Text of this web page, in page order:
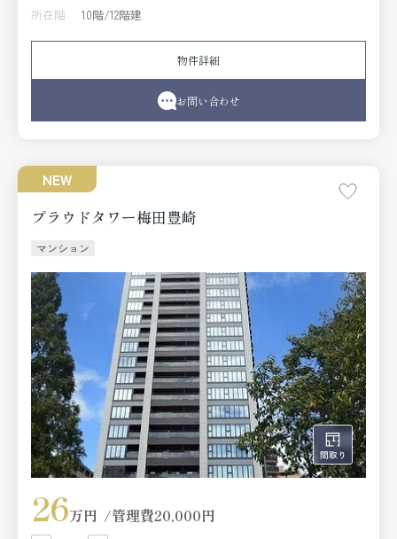
所在階
10階/12階建
物件詳細
お問い合わせ
NEW
プラウドタワー梅田豊崎
マンション
26万円 管理費20,000円